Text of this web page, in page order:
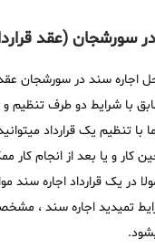
اجاره سند در سورشجان عقد
با شرایط دو طرف تنظیم
تنظیم یک قرارداد
کار و یا بعد از انجام
در یک قرارداد اجاره
تمیدید اجاره سند ،